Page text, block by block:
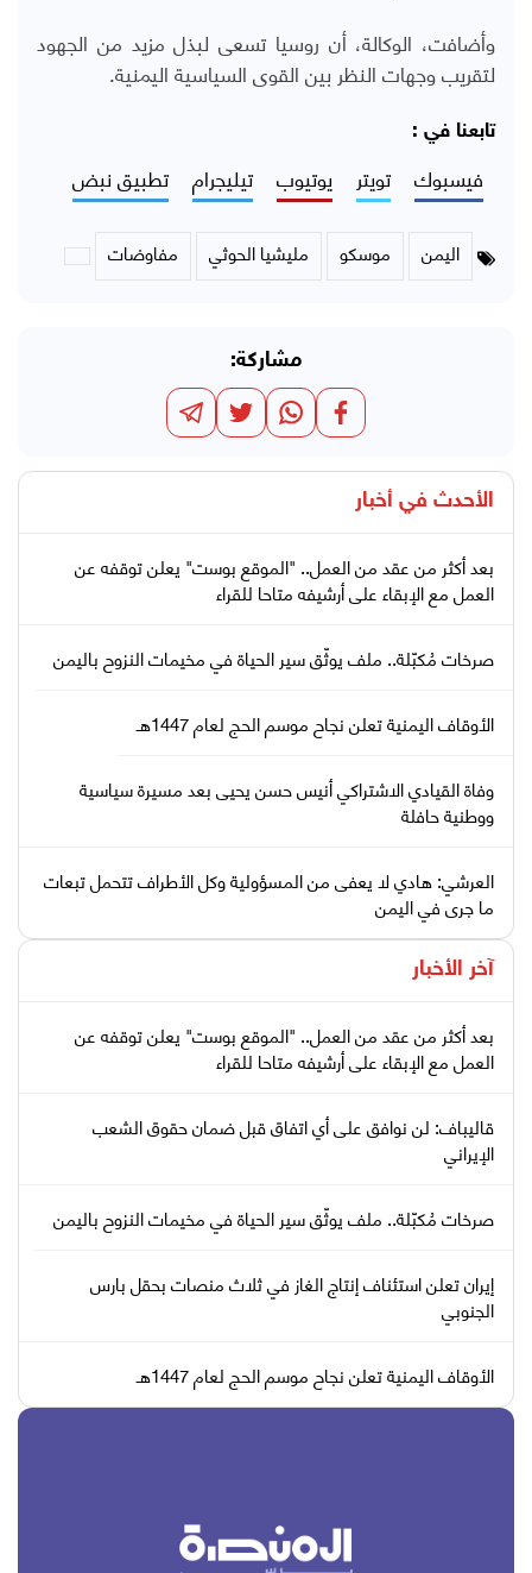
وأضافت، الوكالة، أن روسيا تسعى لبذل مزيد من الجهود
لتقريب وجهات النظر بين القوى السياسية اليمنية.
تابعنا في :
فيسبوك تويتر يوتيوب تيليجرام تطبيق نبض
اليمن موسكو مليشيا الحوثي مفاوضات
مشاركة:
الأحدث في أخبار
بعد أكثر من عقد من العمل.. "الموقع بوست" يعلن توقفه عن
العمل مع الإبقاء على أرشيفه متاحا للقراء
صرخات مُكبّلة.. ملف يوثّق سير الحياة في مخيمات النزوح باليمن
الأوقاف اليمنية تعلن نجاح موسم الحج لعام 1447هـ
وفاة القيادي الاشتراكي أنيس حسن يحيى بعد مسيرة سياسية
ووطنية حافلة
العرشي: هادي لا يعفى من المسؤولية وكل الأطراف تتحمل تبعات
ما جرى في اليمن
آخر الأخبار
بعد أكثر من عقد من العمل.. "الموقع بوست" يعلن توقفه عن
العمل مع الإبقاء على أرشيفه متاحا للقراء
قاليباف: لن نوافق على أي اتفاق قبل ضمان حقوق الشعب
الإيراني
صرخات مُكبّلة.. ملف يوثّق سير الحياة في مخيمات النزوح باليمن
إيران تعلن استئناف إنتاج الغاز في ثلاث منصات بحقل بارس
الجنوبي
الأوقاف اليمنية تعلن نجاح موسم الحج لعام 1447هـ